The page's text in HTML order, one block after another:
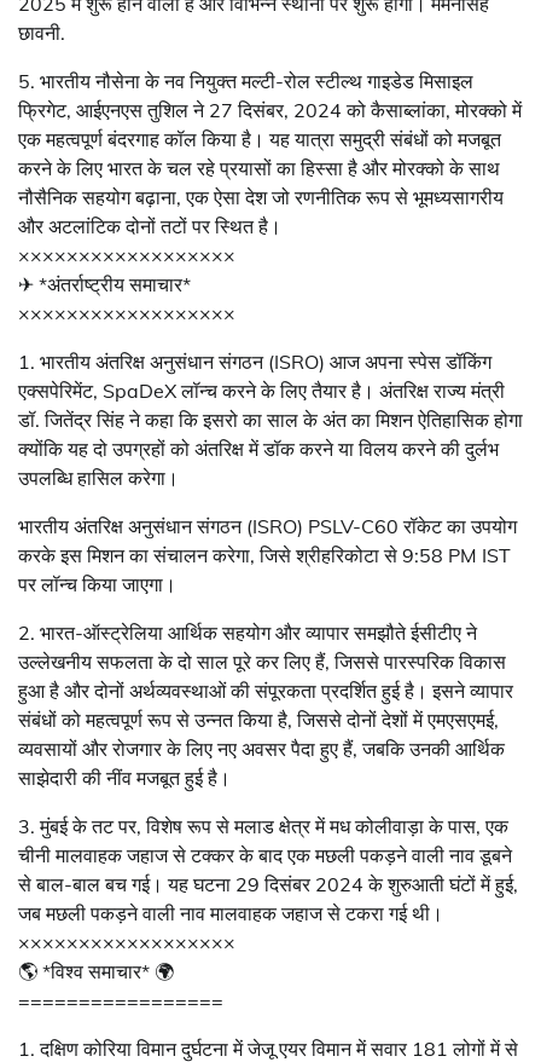
छावनी.
5. भारतीय नौसेना के नव नियुक्त मल्टी-रोल स्टील्थ गाइडेड मिसाइल
फ्रिगेट, आईएनएस तुशिल ने 27 दिसंबर, 2024 को कैसाब्लांका, मोरक्को में
एक महत्वपूर्ण बंदरगाह कॉल किया है। यह यात्रा समुद्री संबंधों को मजबूत
करने के लिए भारत के चल रहे प्रयासों का हिस्सा है और मोरक्को के साथ
नौसैनिक सहयोग बढ़ाना, एक ऐसा देश जो रणनीतिक रूप से भूमध्यसागरीय
और अटलांटिक दोनों तटों पर स्थित है।
××××××××××××××××××
✈ *अंतर्राष्ट्रीय समाचार*
××××××××××××××××××
1. भारतीय अंतरिक्ष अनुसंधान संगठन (ISRO) आज अपना स्पेस डॉकिंग
एक्सपेरिमेंट, SpaDeX लॉन्च करने के लिए तैयार है। अंतरिक्ष राज्य मंत्री
डॉ. जितेंद्र सिंह ने कहा कि इसरो का साल के अंत का मिशन ऐतिहासिक होगा
क्योंकि यह दो उपग्रहों को अंतरिक्ष में डॉक करने या विलय करने की दुर्लभ
उपलब्धि हासिल करेगा।
भारतीय अंतरिक्ष अनुसंधान संगठन (ISRO) PSLV-C60 रॉकेट का उपयोग
करके इस मिशन का संचालन करेगा, जिसे श्रीहरिकोटा से 9:58 PM IST
पर लॉन्च किया जाएगा।
2. भारत-ऑस्ट्रेलिया आर्थिक सहयोग और व्यापार समझौते ईसीटीए ने
उल्लेखनीय सफलता के दो साल पूरे कर लिए हैं, जिससे पारस्परिक विकास
हुआ है और दोनों अर्थव्यवस्थाओं की संपूरकता प्रदर्शित हुई है। इसने व्यापार
संबंधों को महत्वपूर्ण रूप से उन्नत किया है, जिससे दोनों देशों में एमएसएमई,
व्यवसायों और रोजगार के लिए नए अवसर पैदा हुए हैं, जबकि उनकी आर्थिक
साझेदारी की नींव मजबूत हुई है।
3. मुंबई के तट पर, विशेष रूप से मलाड क्षेत्र में मध कोलीवाड़ा के पास, एक
चीनी मालवाहक जहाज से टक्कर के बाद एक मछली पकड़ने वाली नाव डूबने
से बाल-बाल बच गई। यह घटना 29 दिसंबर 2024 के शुरुआती घंटों में हुई,
जब मछली पकड़ने वाली नाव मालवाहक जहाज से टकरा गई थी।
××××××××××××××××××
🌎 *विश्व समाचार* 🌍
=================
1. दक्षिण कोरिया विमान दुर्घटना में जेजू एयर विमान में सवार 181 लोगों में से